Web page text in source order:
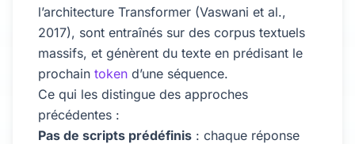
l’architecture Transformer (Vaswani et al.,
2017), sont entraînés sur des corpus textuels
massifs, et génèrent du texte en prédisant le
prochain token d’une séquence.
Ce qui les distingue des approches
précédentes :
Pas de scripts prédéfinis : chaque réponse